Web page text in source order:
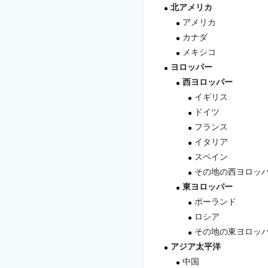
北アメリカ
アメリカ
カナダ
メキシコ
ヨロッパー
西ヨロッパー
イギリス
ドイツ
フランス
イタリア
スペイン
その地の西ヨロッ
東ヨロッパー
ポーランド
ロシア
その地の東ヨロッ
アジア太平洋
中国